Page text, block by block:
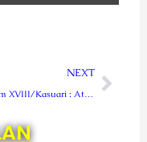
NEXT
Pangdam XVIII/Kasuari : Aturan Yang Di Buat Pemerintah Dalam Rangka Kemanusiaan
Next